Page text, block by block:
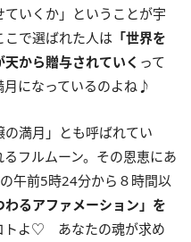
ていくか」ということが宇
で選ばれた人は 「世界を
から贈与されていく って
月になっているのよね♪
満月」とも呼ばれてい
フルムーン。その恩恵にあ
午前5時24分から８時間以
わるアファメーション」を
トよ♡ あなたの魂が求め